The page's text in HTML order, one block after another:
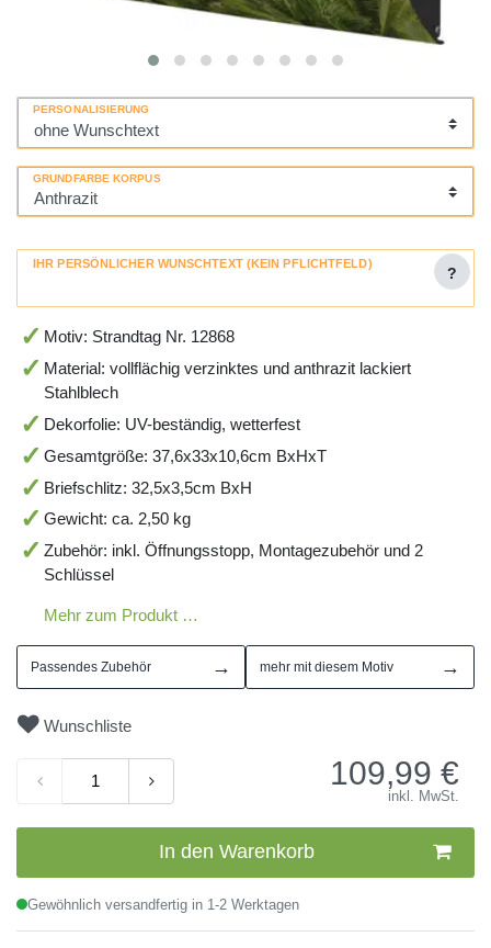
PERSONALISIERUNG
GRUNDFARBE KORPUS
IHR PERSÖNLICHER WUNSCHTEXT (KEIN PFLICHTFELD)
?
Motiv: Strandtag Nr. 12868
Material: vollflächig verzinktes und anthrazit lackiert
Stahlblech
Dekorfolie: UV-beständig, wetterfest
Gesamtgröße: 37,6x33x10,6cm BxHxT
Briefschlitz: 32,5x3,5cm BxH
Gewicht: ca. 2,50 kg
Zubehör: inkl. Öffnungsstopp, Montagezubehör und 2
Schlüssel
Mehr zum Produkt …
Passendes Zubehör → mehr mit diesem Motiv →
Wunschliste
109,99 €
inkl. MwSt.
In den Warenkorb
Gewöhnlich versandfertig in 1-2 Werktagen